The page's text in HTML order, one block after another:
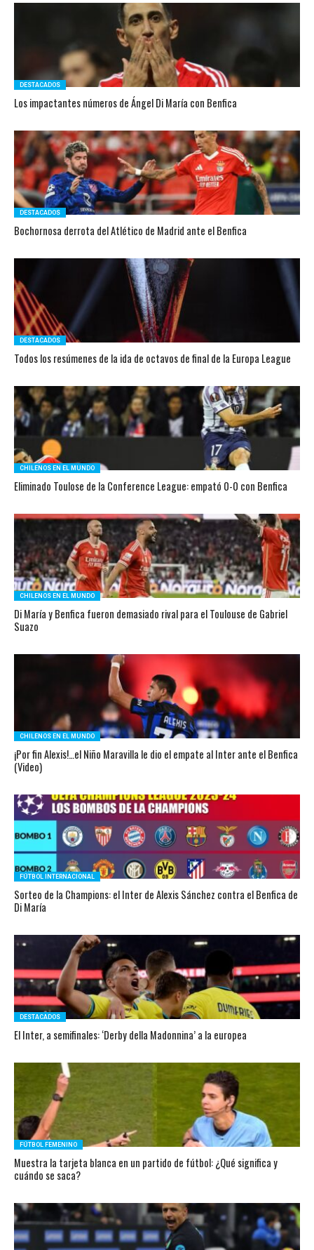
DESTACADOS
Los impactantes números de Ángel Di María con Benfica
DESTACADOS
Bochornosa derrota del Atlético de Madrid ante el Benfica
DESTACADOS
Todos los resúmenes de la ida de octavos de final de la Europa League
CHILENOS EN EL MUNDO
Eliminado Toulose de la Conference League: empató 0-0 con Benfica
CHILENOS EN EL MUNDO
Di María y Benfica fueron demasiado rival para el Toulouse de Gabriel
Suazo
CHILENOS EN EL MUNDO
¡Por fin Alexis!…el Niño Maravilla le dio el empate al Inter ante el Benfica
(Video)
FÚTBOL INTERNACIONAL
Sorteo de la Champions: el Inter de Alexis Sánchez contra el Benfica de
Di María
DESTACADOS
El Inter, a semifinales: ‘Derby della Madonnina’ a la europea
FÚTBOL FEMENINO
Muestra la tarjeta blanca en un partido de fútbol: ¿Qué significa y
cuándo se saca?